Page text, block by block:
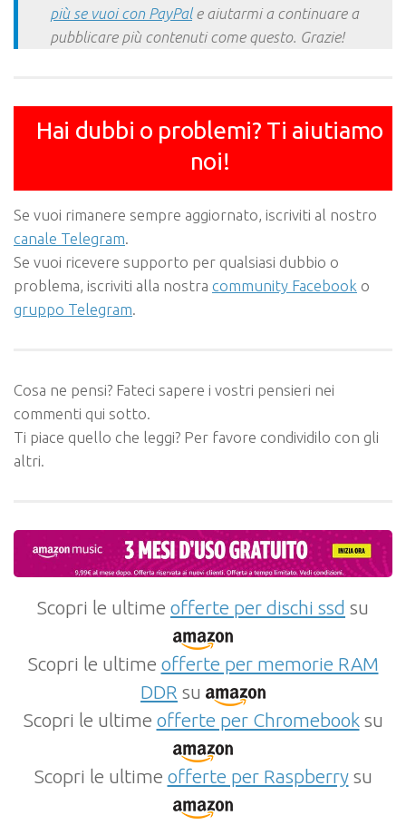
più se vuoi con PayPale aiutarmi a continuare a
pubblicare più contenuti come questo. Grazie!
Hai dubbi o problemi? Ti aiutiamo
noi!
Se vuoi rimanere sempre aggiornato, iscriviti al nostro
canale Telegram.
Se vuoi ricevere supporto per qualsiasi dubbio o
problema, iscriviti alla nostra community Facebook o
gruppo Telegram.
Cosa ne pensi? Fateci sapere i vostri pensieri nei
commenti qui sotto.
Ti piace quello che leggi? Per favore condividilo con gli
altri.
Scopri le ultime offerte per dischi ssd su
Scopri le ultime offerte per memorie RAM
DDR su
Scopri le ultime offerte per Chromebooksu
Scopri le ultime offerte per Raspberrysu